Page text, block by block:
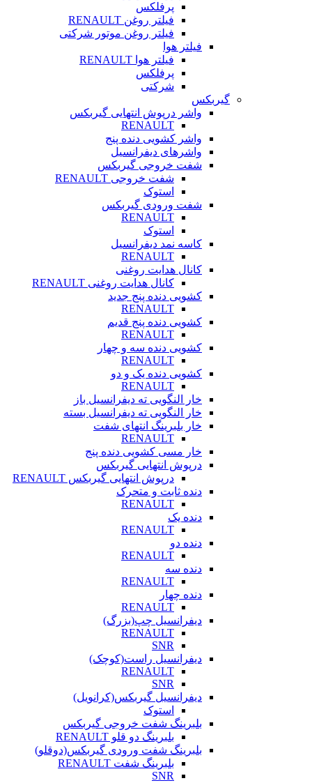
پرفلکس
فیلتر روغن RENAULT
فیلتر روغن موتور شرکتی
فیلتر هوا
فیلتر هوا RENAULT
پرفلکس
شرکتی
گیربکس
واشر درپوش انتهایی گیربکس
RENAULT
واشر کشویی دنده پنج
واشرهای دیفرانسیل
شفت خروجی گیربکس
شفت خروجی RENAULT
استوک
شفت ورودی گیربکس
RENAULT
استوک
کاسه نمد دیفرانسیل
RENAULT
کانال هدایت روغنی
کانال هدایت روغنی RENAULT
کشویی دنده پنج جدید
RENAULT
کشویی دنده پنج قدیم
RENAULT
کشویی دنده سه و چهار
RENAULT
کشویی دنده یک و دو
RENAULT
خار النگویی ته دیفرانسیل باز
خار النگویی ته دیفرانسیل بسته
خار بلبرینگ انتهای شفت
RENAULT
خار مسی کشویی دنده پنج
درپوش انتهایی گیربکس
درپوش انتهایی گیربکس RENAULT
دنده ثابت و متحرک
RENAULT
دنده یک
RENAULT
دنده دو
RENAULT
دنده سه
RENAULT
دنده چهار
RENAULT
دیفرانسیل چپ(بزرگ)
RENAULT
SNR
دیفرانسیل راست(کوچک)
RENAULT
SNR
دیفرانسیل گیربکس(کرانویل)
استوک
بلبرینگ شفت خروجی گیربکس
بلبرینگ دو قلو RENAULT
بلبرینگ شفت ورودی گیربکس(دوقلو)
بلبرینگ شفت RENAULT
SNR